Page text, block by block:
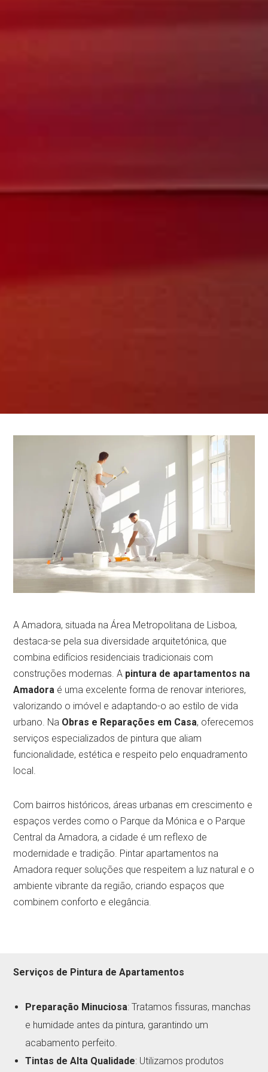
A Amadora, situada na Área Metropolitana de Lisboa,
destaca-se pela sua diversidade arquitetónica, que
combina edifícios residenciais tradicionais com
construções modernas. A pintura de apartamentos na
Amadora é uma excelente forma de renovar interiores,
valorizando o imóvel e adaptando-o ao estilo de vida
urbano. Na Obras e Reparações em Casa, oferecemos
serviços especializados de pintura que aliam
funcionalidade, estética e respeito pelo enquadramento
local.
Com bairros históricos, áreas urbanas em crescimento e
espaços verdes como o Parque da Mónica e o Parque
Central da Amadora, a cidade é um reflexo de
modernidade e tradição. Pintar apartamentos na
Amadora requer soluções que respeitem a luz natural e o
ambiente vibrante da região, criando espaços que
combinem conforto e elegância.
Serviços de Pintura de Apartamentos
Preparação Minuciosa: Tratamos fissuras, manchas
e humidade antes da pintura, garantindo um
acabamento perfeito.
Tintas de Alta Qualidade: Utilizamos produtos